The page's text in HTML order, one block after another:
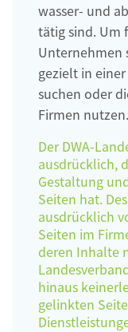
wasser- und
tätig sind. Um
Unternehmen
gezielt in
suchen oder
Firmen nutzen.
Der DWA-
ausdrücklich,
Gestaltung
Seiten hat.
ausdrücklich
Seiten im
deren Inhalte
hinaus
gelinkten